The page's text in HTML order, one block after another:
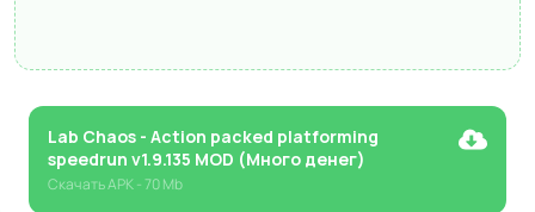
Lab Chaos - Action packed platforming
speedrun v1.9.135 MOD (Много денег)
СкачатьAPK- 70 Mb